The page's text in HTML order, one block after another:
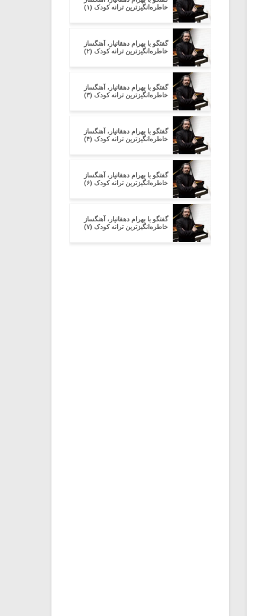
خاطره‌انگیزترین ترانه کودک (۱)
گفتگو با بهرام دهقانیار، آهنگساز
خاطره‌انگیزترین ترانه کودک (۲)
گفتگو با بهرام دهقانیار، آهنگساز
خاطره‌انگیزترین ترانه کودک (۳)
گفتگو با بهرام دهقانیار، آهنگساز
خاطره‌انگیزترین ترانه کودک (۴)
گفتگو با بهرام دهقانیار، آهنگساز
خاطره‌انگیزترین ترانه کودک (۶)
گفتگو با بهرام دهقانیار، آهنگساز
خاطره‌انگیزترین ترانه کودک (۷)